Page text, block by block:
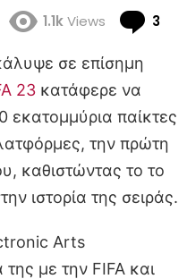
1.1kViews 3
σε επίσημη
23 κατάφερε να
παίκτες
την πρώτη
καθιστώντας το το
ιστορία της σειράς.
Arts
με την FIFA και